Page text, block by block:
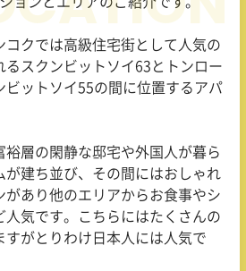
コクでは高級住宅街として人気の
るスクンビットソイ63とトンロー
ビットソイ55の間に位置するアパ
裕層の閑静な邸宅や外国人が暮ら
が建ち並び、その間にはおしゃれ
があり他のエリアからお食事やシ
人気です。こちらにはたくさんの
すがとりわけ日本人には人気で